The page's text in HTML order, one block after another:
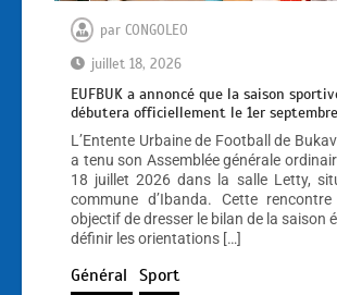
par CONGOLEO
juillet 18, 2026
EUFBUK a annoncé que la saison
débutera officiellement le 1er
L’Entente Urbaine de Football de
a tenu son Assemblée générale
18 juillet 2026 dans la salle Letty,
commune d’Ibanda. Cette
objectif de dresser le bilan de la saison
définir les orientations […]
Général Sport